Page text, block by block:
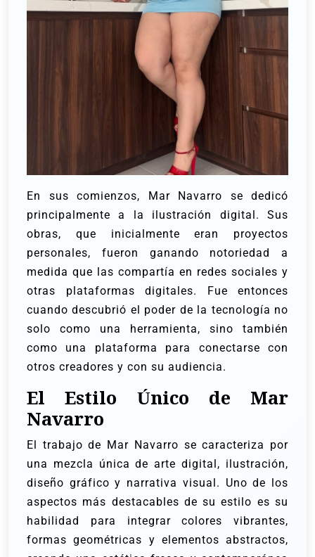
En sus comienzos, Mar Navarro se dedicó
principalmente a la ilustración digital. Sus
obras, que inicialmente eran proyectos
personales, fueron ganando notoriedad a
medida que las compartía en redes sociales y
otras plataformas digitales. Fue entonces
cuando descubrió el poder de la tecnología no
solo como una herramienta, sino también
como una plataforma para conectarse con
otros creadores y con su audiencia.
El Estilo Único de Mar
Navarro
El trabajo de Mar Navarro se caracteriza por
una mezcla única de arte digital, ilustración,
diseño gráfico y narrativa visual. Uno de los
aspectos más destacables de su estilo es su
habilidad para integrar colores vibrantes,
formas geométricas y elementos abstractos,